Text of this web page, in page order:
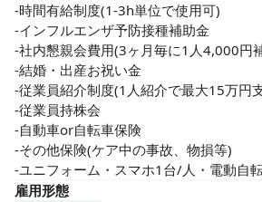
-時間有給制度(1-3h単位で使用可)
-インフルエンザ予防接種補助金
-社内懇親会費用(3ヶ月毎に1人4,000円
-結婚・出産お祝い金
-従業員紹介制度(1人紹介で最大15万円
-従業員持株会
-自動車or自転車保険
-その他保険(ケア中の事故、物損等)
-ユニフォーム・スマホ1台/人・電動自
雇用形態